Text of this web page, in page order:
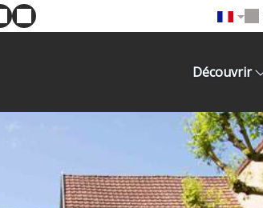
Découvrir